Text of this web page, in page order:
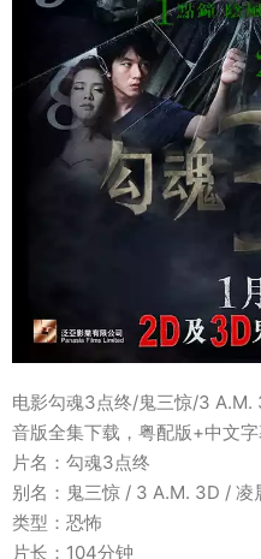
电影勾魂3点终/鬼三惊/3
音版全集下载，粤配版+中文
片名：勾魂3点终
别名：鬼三惊 / 3 A.M. 3D /
类型：恐怖
片长：104分钟